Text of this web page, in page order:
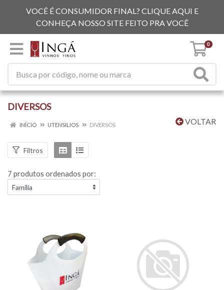
VOCÊ É CONSUMIDOR FINAL? CLIQUE AQUI E
CONHEÇA NOSSO SITE FEITO PRA VOCÊ
0
DIVERSOS
VOLTAR
INÍCIO UTENSILIOS DIVERSOS
Filtros
7 produtos ordenados por: